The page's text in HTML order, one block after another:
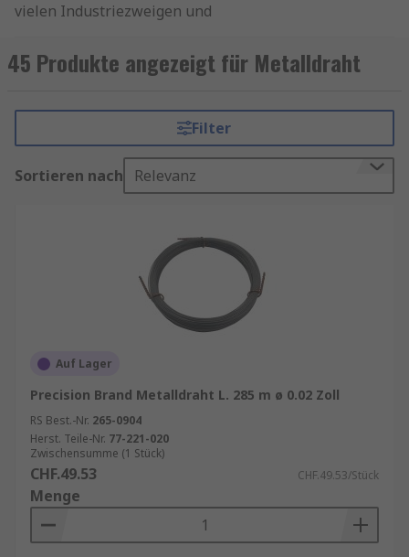
vielen Industriezweigen und
Formen und Legierungen angeboten und spielt
eine entscheidende Rolle bei der Herstellung von
Kunsthandwerk und Landwirtschaft. Aufgrund
seiner vielseitigen Einsatzmöglichkeiten und
seiner physikalischen Eigenschaften ist
Metalldraht ein Material, das in zahlreichen
Verschiedene Arten von Metalldraht
Metalldraht kann aus unterschiedlichen
Metallen hergestellt werden, wobei jede Art ihre
eigenen speziellen Eigenschaften aufweist. Die
gängigsten Metalle, die zur Herstellung von
Draht verwendet werden, sind:
Stahldraht: Einer der am häufigsten
verwendeten Metalldrähte. Stahldraht ist
robust, widerstandsfähig und besonders
belastbar, was ihn ideal für den Einsatz im
Bauwesen und in der Industrie macht.
Verzinkter Stahldraht bietet zusätzlichen
Schutz gegen Korrosion.
45 Produkte angezeigt für Metalldraht
Filter
Sortieren nach Relevanz
Auf Lager
Precision Brand Metalldraht L. 285 m ø 0.02 Zoll
RS Best.-Nr. 265-0904
Herst. Teile-Nr. 77-221-020
Zwischensumme (1 Stück)
CHF.49.53 CHF.49.53/Stück
Menge